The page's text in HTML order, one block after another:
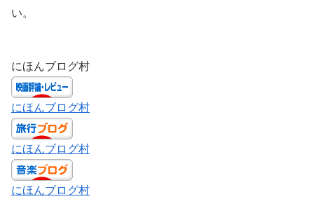
い。
にほんブログ村
にほんブログ村
にほんブログ村
にほんブログ村